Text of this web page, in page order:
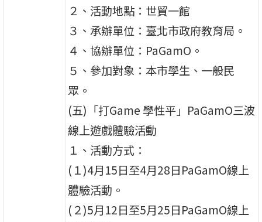
２、活動地點：世貿一館
３、承辦單位：臺北市政府教育局。
４、協辦單位：PaGamO。
５、參加對象：本市學生、一般民
眾。
(五)「打Game 學性平」PaGamO三波
線上遊戲體驗活動
１、活動方式：
(１)4月15日至4月28日PaGamO線上
體驗活動。
(２)5月12日至5月25日PaGamO線上